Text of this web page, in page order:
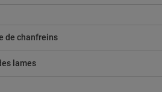
de chanfreins
lames